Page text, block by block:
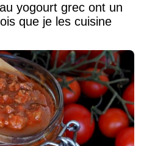
yogourt grec ont un
que je les cuisine